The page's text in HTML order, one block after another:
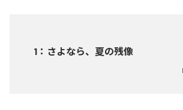
1 ： さよなら、夏の残像